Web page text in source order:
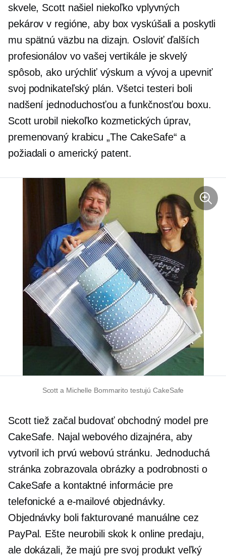
skvele, Scott našiel niekoľko vplyvných
pekárov v regióne, aby box vyskúšali a poskytli
mu spätnú väzbu na dizajn. Osloviť ďalších
profesionálov vo vašej vertikále je skvelý
spôsob, ako urýchliť výskum a vývoj a upevniť
svoj podnikateľský plán. Všetci testeri boli
nadšení jednoduchosťou a funkčnosťou boxu.
Scott urobil niekoľko kozmetických úprav,
premenovanýkrabicu „The CakeSafe“ a
požiadali o americký patent.
Scott a Michelle Bommarito testujú CakeSafe
Scott tiež začal budovať obchodný model pre
CakeSafe. Najal webového dizajnéra, aby
vytvoril ich prvú webovú stránku. Jednoduchá
stránka zobrazovala obrázky a podrobnosti o
CakeSafe a kontaktné informácie pre
telefonické a e-mailové objednávky.
Objednávky boli fakturované manuálne cez
PayPal. Ešte neurobili skok k online predaju,
ale dokázali, že majú pre svoj produkt veľký